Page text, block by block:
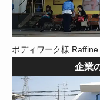
ボディワーク様
企業